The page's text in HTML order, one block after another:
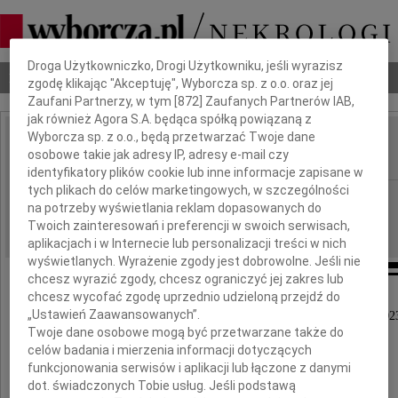
Nekrologi Odeszli Poradnik pogrzebowy
IMIĘ I NAZWISKO: Irena Szczakiel
REGION: Kraków
DATA EMISJI: 03.10.2023
Z głębokim żalem zawiadamiamy, że 27 września
zmarła w wieku 82 lat
Dbamy o Twoją prywatność
Droga Użytkowniczko, Drogi Użytkowniku, jeśli wyrazisz
zgodę klikając "Akceptuję", Wyborcza sp. z o.o. oraz jej
Zaufani Partnerzy, w tym [872 ] Zaufanych Partnerów IAB,
jak również Agora S.A. będąca spółką powiązaną z
Wyborcza sp. z o.o., będą przetwarzać Twoje dane
osobowe takie jak adresy IP, adresy e-mail czy
identyfikatory plików cookie lub inne informacje zapisane w
tych plikach do celów marketingowych, w szczególności
na potrzeby wyświetlania reklam dopasowanych do
Twoich zainteresowań i preferencji w swoich serwisach,
aplikacjach i w Internecie lub personalizacji treści w nich
wyświetlanych. Wyrażenie zgody jest dobrowolne. Jeśli nie
chcesz wyrazić zgody, chcesz ograniczyć jej zakres lub
chcesz wycofać zgodę uprzednio udzieloną przejdź do
„Ustawień Zaawansowanych”.
Twoje dane osobowe mogą być przetwarzane także do
celów badania i mierzenia informacji dotyczących
funkcjonowania serwisów i aplikacji lub łączone z danymi
dot. świadczonych Tobie usług. Jeśli podstawą